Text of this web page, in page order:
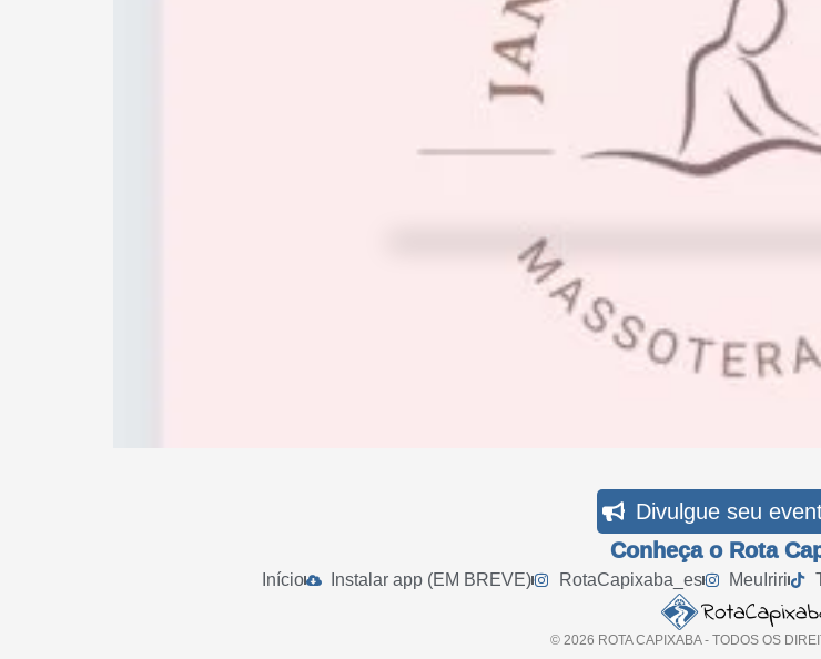
Divulgue seu
Conheça o Rota
Início Instalar app (EM BREVE) RotaCapixaba_es MeuIriri
© 2026 ROTA CAPIXABA - TODOS OS